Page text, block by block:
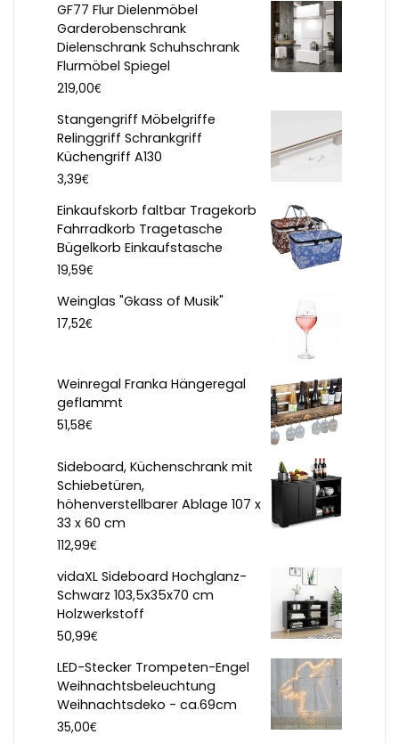
GF77 Flur Dielenmöbel
Garderobenschrank
Dielenschrank Schuhschrank
Flurmöbel Spiegel
219,00€
Stangengriff Möbelgriffe
Relinggriff Schrankgriff
Küchengriff A130
3,39€
Einkaufskorb faltbar Tragekorb
Fahrradkorb Tragetasche
Bügelkorb Einkaufstasche
19,59€
Weinglas "Gkass of Musik"
17,52€
Weinregal Franka Hängeregal
geflammt
51,58€
Sideboard, Küchenschrank mit
Schiebetüren,
höhenverstellbarer Ablage 107 x
33 x 60 cm
112,99€
vidaXL Sideboard Hochglanz-
Schwarz 103,5x35x70 cm
Holzwerkstoff
50,99€
LED-Stecker Trompeten-Engel
Weihnachtsbeleuchtung
Weihnachtsdeko - ca.69cm
35,00€